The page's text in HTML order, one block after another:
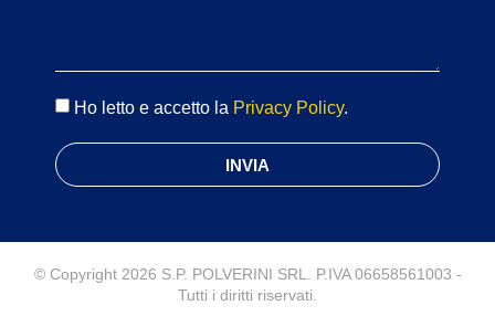
Ho letto e accetto la Privacy Policy.
INVIA
© Copyright 2026 S.P. POLVERINI SRL. P.IVA 06658561003 -
Tutti i diritti riservati.